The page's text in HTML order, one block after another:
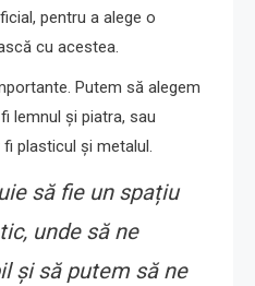
pentru a alege o
cu acestea.
Putem să alegem
lemnul și piatra, sau
plasticul și metalul.
să fie un spațiu
unde să ne
și să putem să ne